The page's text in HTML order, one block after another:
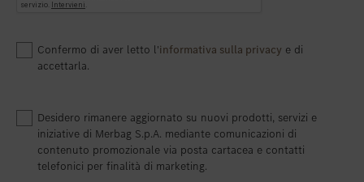
Confermo di aver letto l'informativa sulla privacy e di
accettarla.
Desidero rimanere aggiornato su nuovi prodotti, servizi e
iniziative di Merbag S.p.A. mediante comunicazioni di
contenuto promozionale via posta cartacea e contatti
telefonici per finalità di marketing.